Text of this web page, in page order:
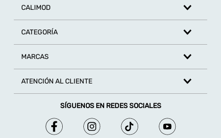
CALIMOD
CATEGORÍA
MARCAS
ATENCIÓN AL CLIENTE
SÍGUENOS EN REDES SOCIALES